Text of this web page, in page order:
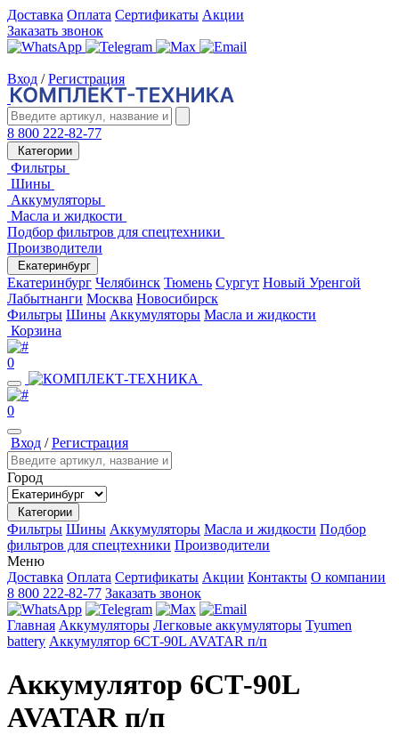
Доставка Оплата Сертификаты Акции
Заказать звонок
Вход / Регистрация
8 800 222-82-77
Категории
Фильтры
Шины
Аккумуляторы
Масла и жидкости
Подбор фильтров для спецтехники
Производители
Екатеринбург
Екатеринбург Челябинск Тюмень Сургут Новый Уренгой
Лабытнанги Москва Новосибирск
Фильтры Шины Аккумуляторы Масла и жидкости
Корзина
0
0
Вход /Регистрация
Город
Категории
Фильтры Шины Аккумуляторы Масла и жидкости Подбор
фильтров для спецтехники Производители
Меню
Доставка Оплата Сертификаты Акции Контакты О компании
8 800 222-82-77 Заказать звонок
Главная Аккумуляторы Легковые аккумуляторы Tyumen
battery Аккумулятор 6СТ-90L AVATAR п/п
Аккумулятор 6СТ-90L
AVATAR п/п